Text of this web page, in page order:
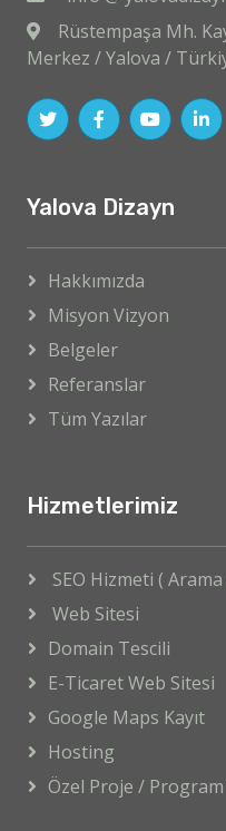
Rüstempaşa Mh.
Merkez / Yalova /
Yalova Dizayn
Hakkımızda
Misyon Vizyon
Belgeler
Referanslar
Tüm Yazılar
Hizmetlerimiz
SEO Hizmeti (
Web Sitesi
Domain Tescili
E-Ticaret Web Sitesi
Google Maps Kayıt
Hosting
Özel Proje / Program